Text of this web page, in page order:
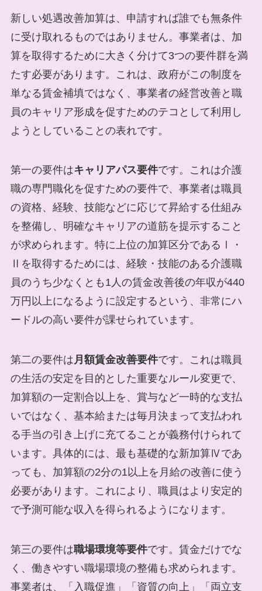
新しい処遇改善加算は、申請すれば誰でも無条件
に受け取れるものではありません。事業者は、加
算を取得するために大きく分けて3つの要件群を満
たす必要があります。これは、政府がこの制度を
単なる賃金補填ではなく、事業者の経営改善と職
員のキャリア形成を促すためのテコとして利用し
ようとしていることの表れです。
第一の要件はキャリアパス要件です。これは介護
職の専門職化を促すための要件で、事業者は職員
の資格、経験、技能などに応じて昇給する仕組み
を整備し、明確なキャリアの道筋を提示すること
が求められます。特に上位の加算区分であるⅠ・
Ⅱを取得するためには、経験・技能のある介護職
員のうち少なくとも1人の賃金改善後の年収が440
万円以上になるように設定するという、非常にハ
ードルの高い要件が課せられています。
第二の要件は月額賃金改善要件です。これは職員
の生活の安定を目的とした重要なルール変更で、
加算額の一定割合以上を、賞与など一時的な支払
いではなく、基本給または毎月決まって支払われ
る手当の引き上げに充てることが義務付けられて
います。具体的には、最も基礎的な新加算Ⅳであ
っても、加算額の2分の1以上を月給の改善に使う
必要があります。これにより、職員はより安定的
で予測可能な収入を得られるようになります。
第三の要件は職場環境等要件です。賃金だけでな
く、働きやすい職場環境の整備も求められます。
事業者は、「入職促進」「資質の向上」「両立支